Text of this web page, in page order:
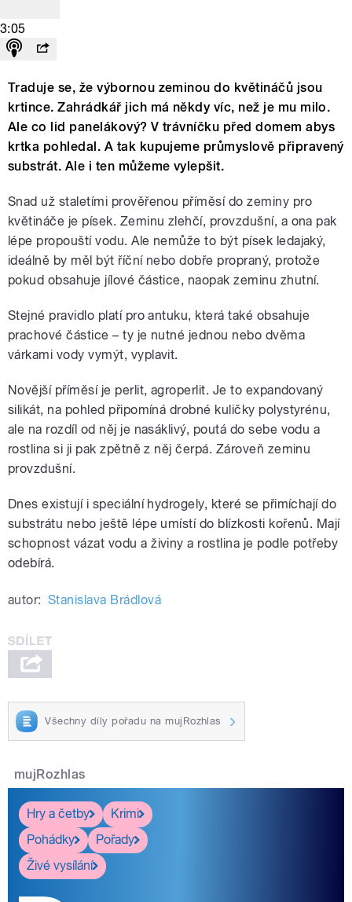
3:05
Traduje se, že výbornou zeminou do květináčů jsou
krtince. Zahrádkář jich má někdy víc, než je mu milo.
Ale co lid panelákový? V trávníčku před domem abys
krtka pohledal. A tak kupujeme průmyslově připravený
substrát. Ale i ten můžeme vylepšit.
Snad už staletími prověřenou příměsí do zeminy pro
květináče je písek. Zeminu zlehčí, provzdušní, a ona pak
lépe propouští vodu. Ale nemůže to být písek ledajaký,
ideálně by měl být říční nebo dobře propraný, protože
pokud obsahuje jílové částice, naopak zeminu zhutní.
Stejné pravidlo platí pro antuku, která také obsahuje
prachové částice – ty je nutné jednou nebo dvěma
várkami vody vymýt, vyplavit.
Novější příměsí je perlit, agroperlit. Je to expandovaný
silikát, na pohled připomíná drobné kuličky polystyrénu,
ale na rozdíl od něj je nasáklivý, poutá do sebe vodu a
rostlina si ji pak zpětně z něj čerpá. Zároveň zeminu
provzdušní.
Dnes existují i speciální hydrogely, které se přimíchají do
substrátu nebo ještě lépe umístí do blízkosti kořenů. Mají
schopnost vázat vodu a živiny a rostlina je podle potřeby
odebírá.
autor: Stanislava Brádlová
Všechny díly pořadu na mujRozhlas
mujRozhlas
Hry a četby
Krimi
Pohádky
Pořady
Živé vysílání